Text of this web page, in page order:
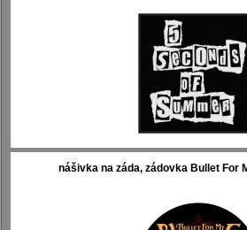
nášivka na záda, zádovka Bullet For